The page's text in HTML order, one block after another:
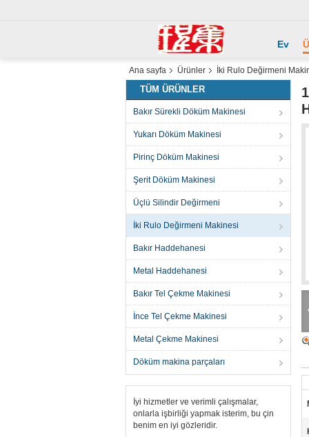
Ev
Ana sayfa Ürünler İki Rulo Değirmeni
TÜM ÜRÜNLER
Bakır Sürekli Döküm Makinesi
Yukarı Döküm Makinesi
Pirinç Döküm Makinesi
Şerit Döküm Makinesi
Üçlü Silindir Değirmeni
İki Rulo Değirmeni Makinesi
Bakır Haddehanesi
Metal Haddehanesi
Bakır Tel Çekme Makinesi
İnce Tel Çekme Makinesi
Metal Çekme Makinesi
Döküm makina parçaları
İyi hizmetler ve verimli çalışmalar,
onlarla işbirliği yapmak isterim, bu çin
benim en iyi gözleridir.